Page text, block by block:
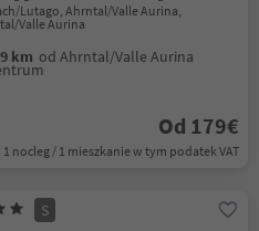
Lutago, Ahrntal/Valle Aurina,
Valle Aurina
km od Ahrntal/Valle Aurina
Od 179€
1 nocleg / 1 mieszkanie w tym podatek VAT
S